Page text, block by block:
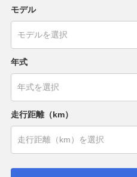
モデル
年式
走行距離（km）